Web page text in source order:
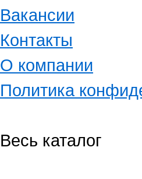
Вакансии
Контакты
О компании
Политика
Весь каталог